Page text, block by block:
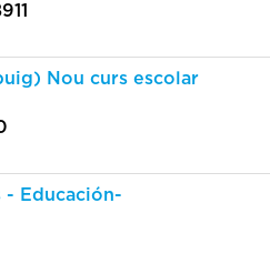
Nou curs escolar
- Educación-